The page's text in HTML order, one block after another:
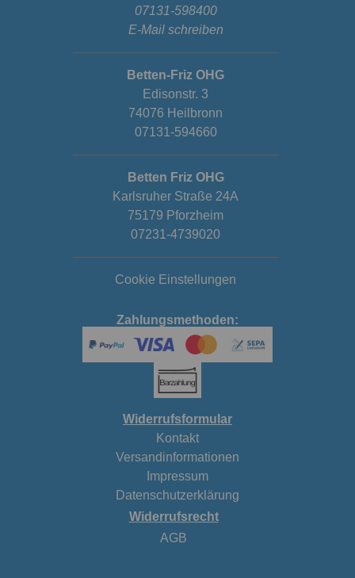
07131-598400
E-Mail schreiben
Betten-Friz OHG
Edisonstr. 3
74076 Heilbronn
07131-594660
Betten Friz OHG
Karlsruher Straße 24A
75179 Pforzheim
07231-4739020
Cookie Einstellungen
Zahlungsmethoden:
Widerrufsformular
Kontakt
Versandinformationen
Impressum
Datenschutzerklärung
Widerrufsrecht
AGB